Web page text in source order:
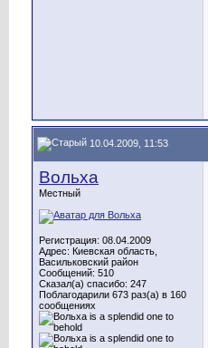
10.04.2009, 11:53
Вольха
Местный
Регистрация: 08.04.2009
Адрес: Киевская область,
Васильковский район
Сообщений: 510
Сказал(а) спасибо: 247
Поблагодарили 673 раз(а) в 160
сообщениях